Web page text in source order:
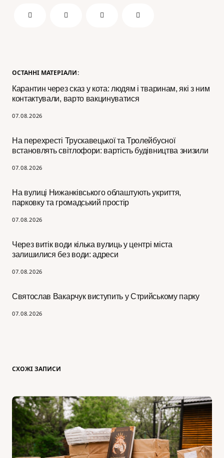
ОСТАННІ МАТЕРІАЛИ:
Карантин через сказ у кота: людям і тваринам, які з ним
контактували, варто вакцинуватися
07.08.2026
На перехресті Трускавецької та Тролейбусної
встановлять світлофори: вартість будівництва знизили
07.08.2026
На вулиці Нижанківського облаштують укриття,
парковку та громадський простір
07.08.2026
Через витік води кілька вулиць у центрі міста
залишилися без води: адреси
07.08.2026
Святослав Вакарчук виступить у Стрийському парку
07.08.2026
СХОЖІ ЗАПИСИ